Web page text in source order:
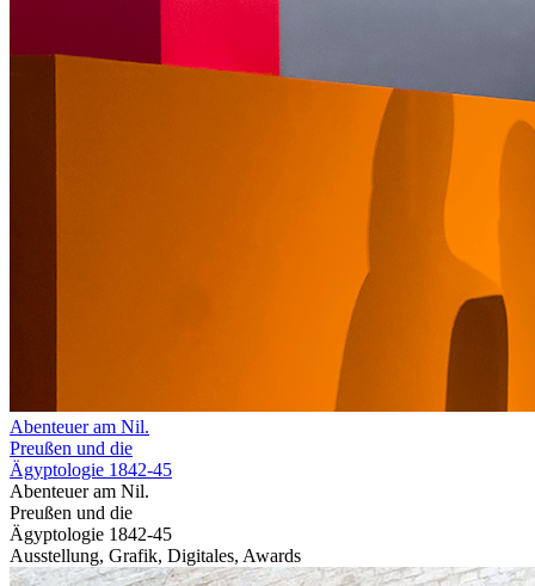
Abenteuer am Nil.
Preußen und die
Ägyptologie 1842-45
Abenteuer am Nil.
Preußen und die
Ägyptologie 1842-45
Ausstellung, Grafik, Digitales, Awards